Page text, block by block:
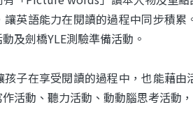
英語能力在閱讀的過程中同步積
及劍橋YLE測驗準備活動。
子在享受閱讀的過程中，也能藉由
活動、聽力活動、動動腦思考活動